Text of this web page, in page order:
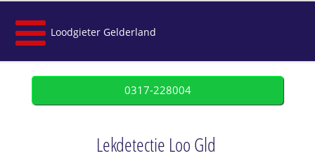
Loodgieter Gelderland
0317-228004
Lekdetectie Loo Gld